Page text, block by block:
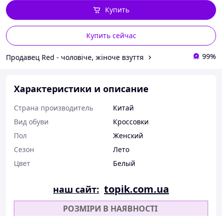
Купить сейчас
Купить
Продавец Red - чоловіче, жіноче взуття 99%
Характеристики и описание
Страна производитель
Китай
Вид обуви
Кроссовки
Пол
Женский
Сезон
Лето
Цвет
Белый
наш сайт: topik.com.ua
РОЗМІРИ В НАЯВНОСТІ